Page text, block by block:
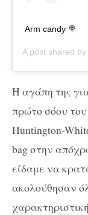
Arm candy 🍭
A post shared by
H αγάπη της
πρώτο σόου
Huntington-
bag στην
είδαμε να
ακολούθησαν